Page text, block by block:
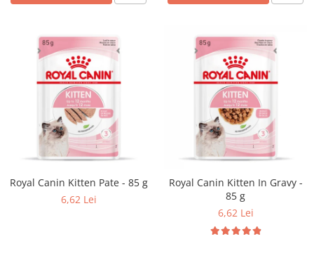
Royal Canin Kitten Pate - 85 g
6,62 Lei
Royal Canin Kitten In Gravy -
85 g
6,62 Lei